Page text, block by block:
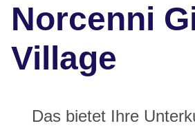
Norcenni
Village
Das bietet Ihre